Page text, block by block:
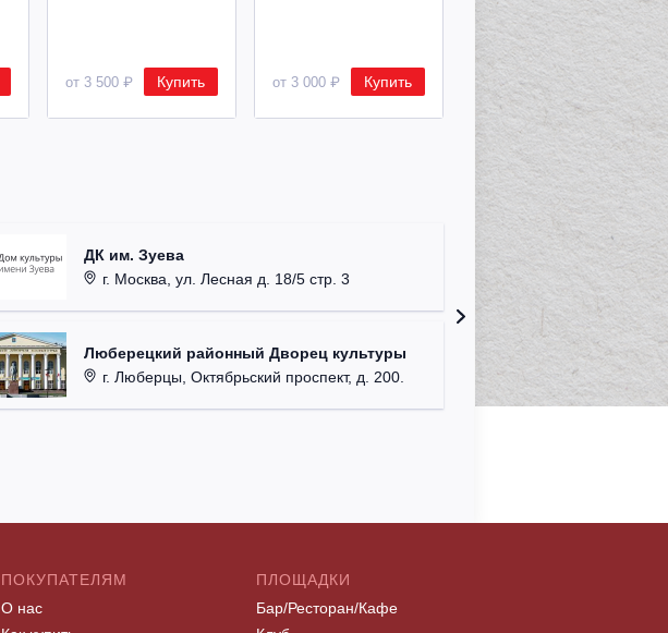
от 3 500 ₽ Купить от 3 000 ₽ Купить
Дом музыки
от 8 500 ₽ Купить
ДК им. Зуева
г. Москва, ул. Лесная д. 18/5 стр. 3
Люберецкий районный Дворец культуры
г. Люберцы, Октябрьский проспект, д. 200.
Дворец
г.
ДК
ПОКУПАТЕЛЯМ
О нас
ПЛОЩАДКИ
Бар/Ресторан/Кафе